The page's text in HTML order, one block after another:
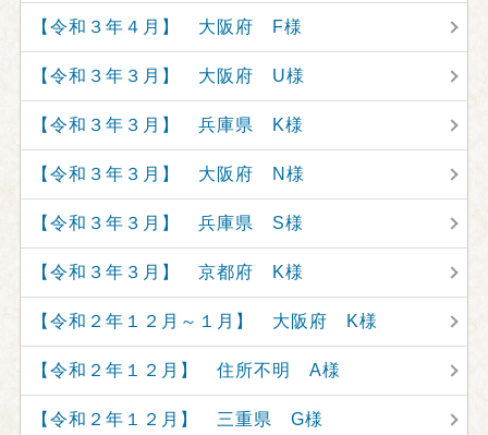
【令和３年４月】 大阪府 F様
【令和３年３月】 大阪府 U様
【令和３年３月】 兵庫県 K様
【令和３年３月】 大阪府 N様
【令和３年３月】 兵庫県 S様
【令和３年３月】 京都府 K様
【令和２年１２月～１月】 大阪府 K様
【令和２年１２月】 住所不明 A様
【令和２年１２月】 三重県 G様